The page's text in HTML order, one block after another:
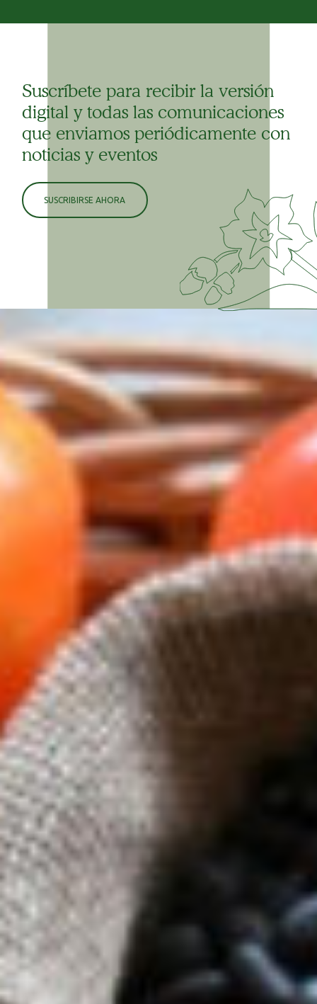
Suscríbete para recibir la versión
digital y todas las comunicaciones
que enviamos periódicamente con
noticias y eventos
SUSCRIBIRSE AHORA